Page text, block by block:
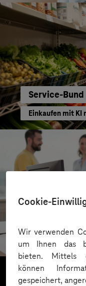
Cookie-
Wir verwenden
um Ihnen das
bieten. Mittels
können
gespeichert,
Service-Bund
Einkaufen mit KI
KI für moderne